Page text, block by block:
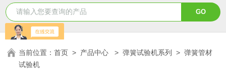
当前位置：首页 > 产品中心 >弹簧试验机系列 >弹簧管材
试验机